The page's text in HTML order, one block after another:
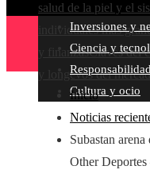
salud de la piel y el
individuales más
y finanzasClaves del
y longevos del
Inversiones y
Ciencia y
Cultura y ocio
Inicio
Noticias
Subastan
Other